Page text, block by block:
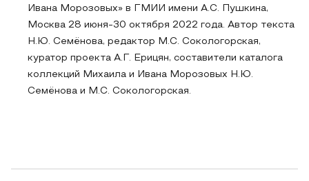
Ивана Морозовых» в ГМИИ имени А.С. Пушкина,
Москва 28 июня-30 октября 2022 года. Автор текста
Н.Ю. Семёнова, редактор М.С. Сокологорская,
куратор проекта А.Г. Ерицян, составители каталога
коллекций Михаила и Ивана Морозовых Н.Ю.
Семёнова и М.С. Сокологорская.